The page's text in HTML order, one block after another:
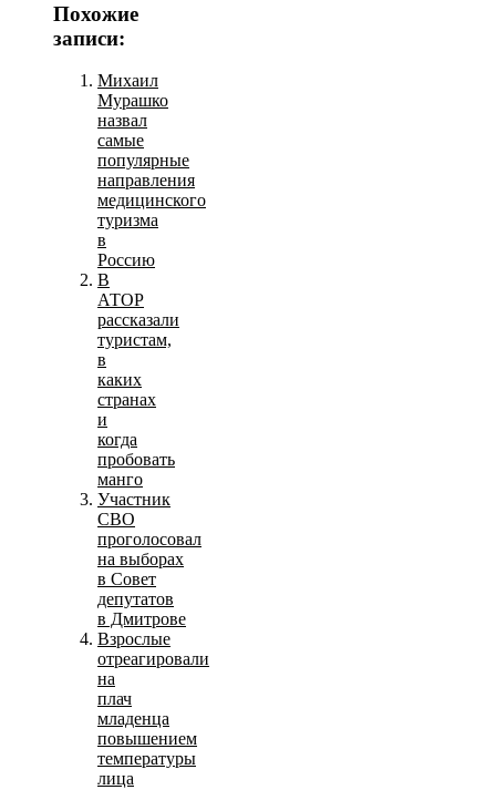
Похожие
записи:
Михаил
Мурашко
назвал
самые
популярные
направления
медицинского
туризма
в
Россию
В
АТОР
рассказали
туристам,
в
каких
странах
и
когда
пробовать
манго
Участник
СВО
проголосовал
на выборах
в Совет
депутатов
в Дмитрове
Взрослые
отреагировали
на
плач
младенца
повышением
температуры
лица